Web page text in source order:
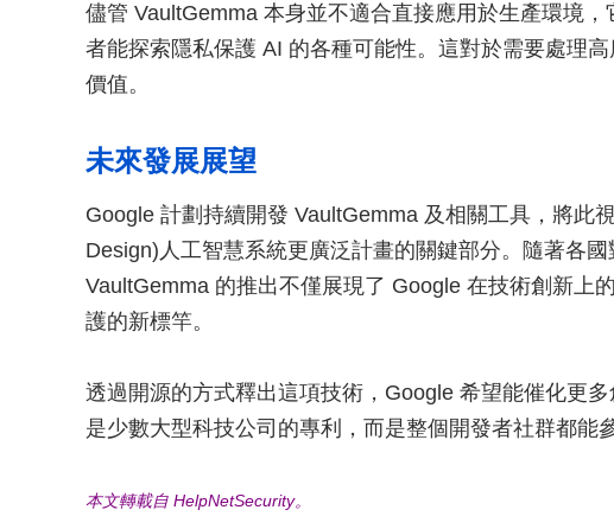
儘管 VaultGemma 本身並不適合直接應用於生產環境
者能探索隱私保護 AI 的各種可能性。這對於需要處理
價值。
未來發展展望
Google 計劃持續開發 VaultGemma 及相關工具，將此
Design)人工智慧系統更廣泛計畫的關鍵部分。隨著各國
VaultGemma 的推出不僅展現了 Google 在技術創新上
護的新標竿。
透過開源的方式釋出這項技術，Google 希望能催化更
是少數大型科技公司的專利，而是整個開發者社群都能
本文轉載自 HelpNetSecurity。